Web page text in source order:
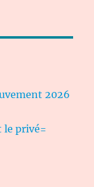
2026
le privé=